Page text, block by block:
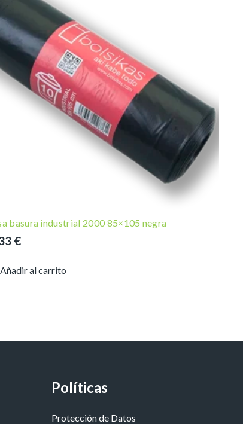
basura industrial 2000 85×105 negra
€
Añadir al carrito
Políticas
Protección de Datos